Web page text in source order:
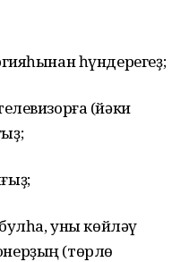
һүндерегеҙ;
(йәки
уны көйләү
(төрлө